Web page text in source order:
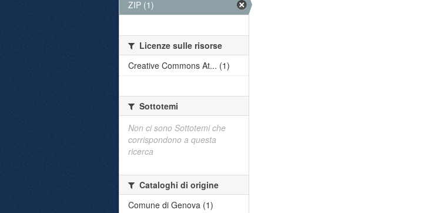
ZIP (1)
Licenze sulle risorse
Creative Commons At... (1)
Sottotemi
Non ci sono Sottotemi che
corrispondono a questa
ricerca
Cataloghi di origine
Comune di Genova (1)